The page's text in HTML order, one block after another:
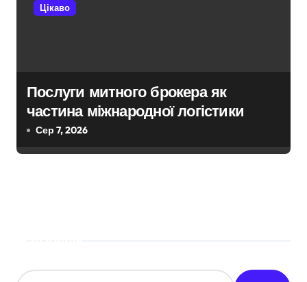
Цікаво
Послуги митного брокера як
частина міжнародної логістики
Сер 7, 2026